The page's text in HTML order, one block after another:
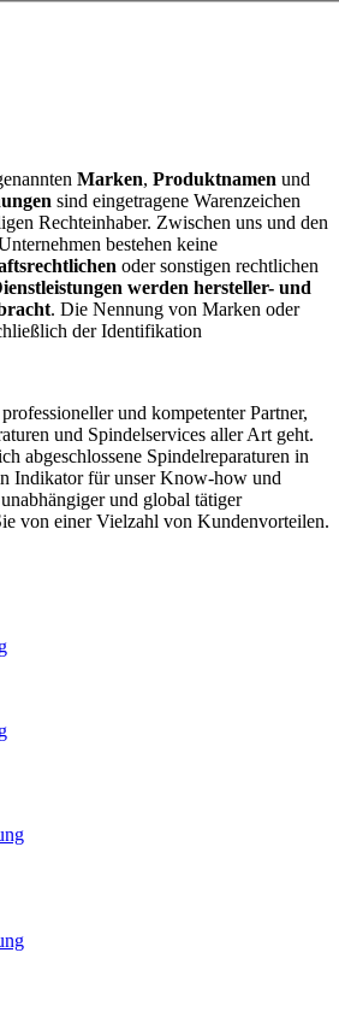
Marken, Produktnamen und
sind eingetragene Warenzeichen
Rechteinhaber. Zwischen uns und den
bestehen keine
oder sonstigen rechtlichen
werden hersteller- und
. Die Nennung von Marken oder
der Identifikation
und kompetenter Partner,
und Spindelservices aller Art geht.
abgeschlossene Spindelreparaturen in
Indikator für unser Know-how und
und global tätiger
von einer Vielzahl von Kundenvorteilen.